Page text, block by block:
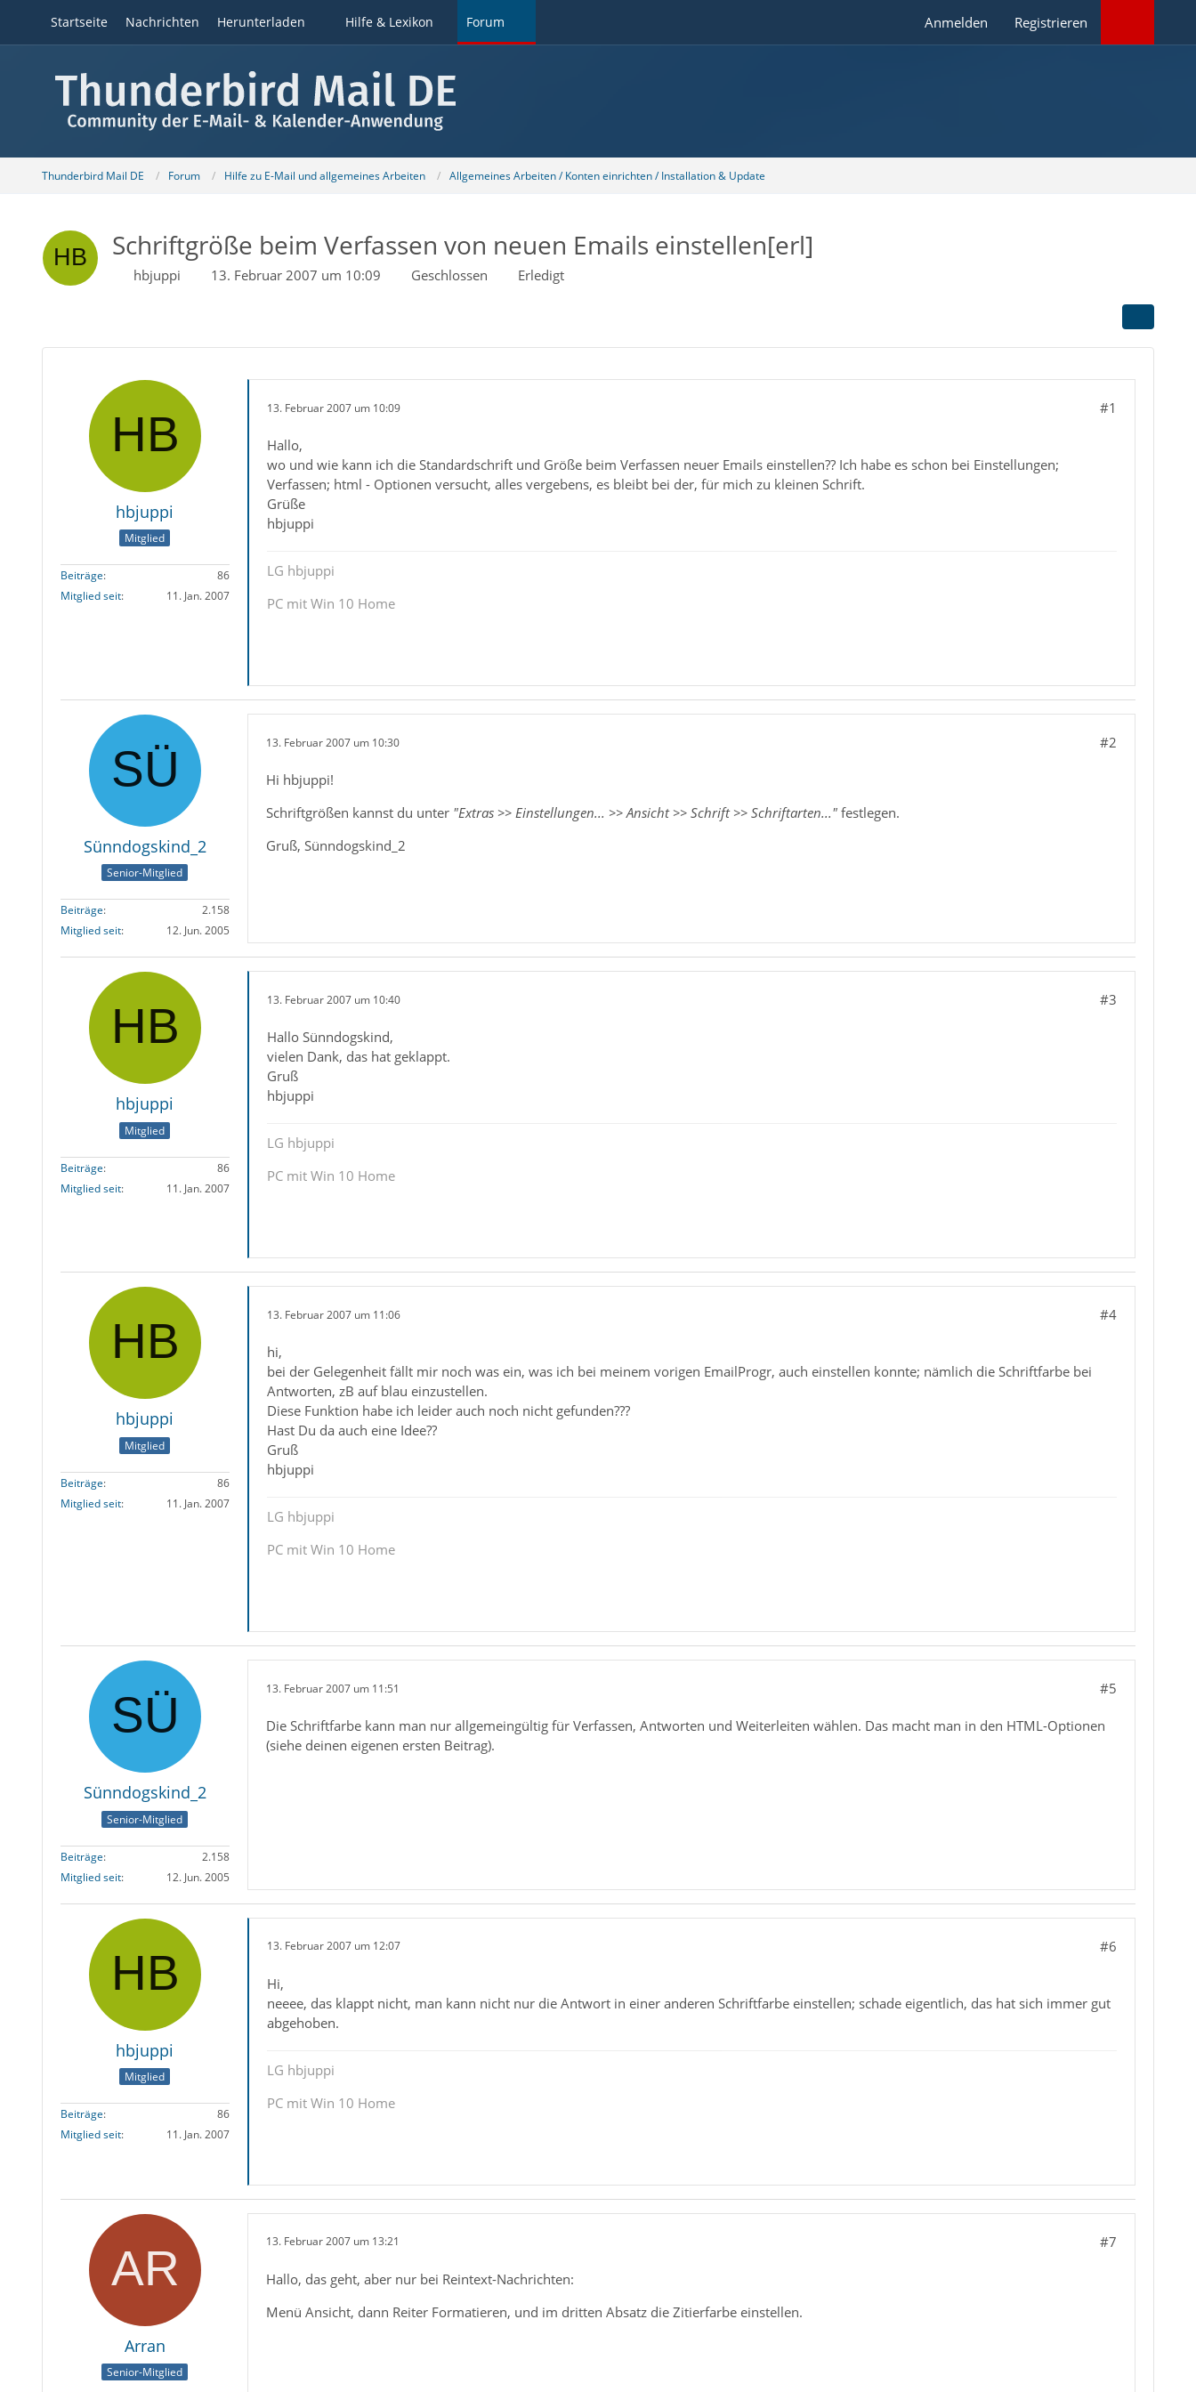
Startseite Nachrichten Herunterladen Hilfe & Lexikon Forum Anmelden Registrieren
Thunderbird Mail DE Forum Hilfe zu E-Mail und allgemeines Arbeiten Allgemeines Arbeiten / Konten einrichten / Installation & Update
Schriftgröße beim Verfassen von neuen Emails einstellen[erl]
hbjuppi 13. Februar 2007 um 10:09 Geschlossen Erledigt
hbjuppi
Mitglied
Beiträge
86
Mitglied seit
11. Jan. 2007
13. Februar 2007 um 10:09 #1
Hallo,
wo und wie kann ich die Standardschrift und Größe beim Verfassen neuer Emails einstellen?? Ich habe es schon bei Einstellungen;
Verfassen; html - Optionen versucht, alles vergebens, es bleibt bei der, für mich zu kleinen Schrift.
Grüße
hbjuppi
LG hbjuppi
PC mit Win 10 Home
Sünndogskind_2
Senior-Mitglied
Beiträge
2.158
Mitglied seit
12. Jun. 2005
13. Februar 2007 um 10:30 #2
Hi hbjuppi!
Schriftgrößen kannst du unter "Extras >> Einstellungen... >> Ansicht >> Schrift >> Schriftarten..."festlegen.
Gruß, Sünndogskind_2
hbjuppi
Mitglied
Beiträge
86
Mitglied seit
11. Jan. 2007
13. Februar 2007 um 10:40 #3
Hallo Sünndogskind,
vielen Dank, das hat geklappt.
Gruß
hbjuppi
LG hbjuppi
PC mit Win 10 Home
hbjuppi
Mitglied
Beiträge
86
Mitglied seit
11. Jan. 2007
13. Februar 2007 um 11:06 #4
hi,
bei der Gelegenheit fällt mir noch was ein, was ich bei meinem vorigen EmailProgr, auch einstellen konnte; nämlich die Schriftfarbe bei
Antworten, zB auf blau einzustellen.
Diese Funktion habe ich leider auch noch nicht gefunden???
Hast Du da auch eine Idee??
Gruß
hbjuppi
LG hbjuppi
PC mit Win 10 Home
Sünndogskind_2
Senior-Mitglied
Beiträge
2.158
Mitglied seit
12. Jun. 2005
13. Februar 2007 um 11:51 #5
Die Schriftfarbe kann man nur allgemeingültig für Verfassen, Antworten und Weiterleiten wählen. Das macht man in den HTML-Optionen
(siehe deinen eigenen ersten Beitrag).
hbjuppi
Mitglied
Beiträge
86
Mitglied seit
11. Jan. 2007
13. Februar 2007 um 12:07 #6
Hi,
neeee, das klappt nicht, man kann nicht nur die Antwort in einer anderen Schriftfarbe einstellen; schade eigentlich, das hat sich immer gut
abgehoben.
LG hbjuppi
PC mit Win 10 Home
Arran
Senior-Mitglied
13. Februar 2007 um 13:21 #7
Hallo, das geht, aber nur bei Reintext-Nachrichten:
Menü Ansicht, dann Reiter Formatieren, und im dritten Absatz die Zitierfarbe einstellen.